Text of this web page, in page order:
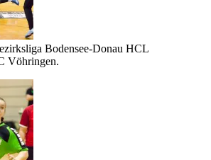
Bodensee-Donau HCL
Vöhringen.